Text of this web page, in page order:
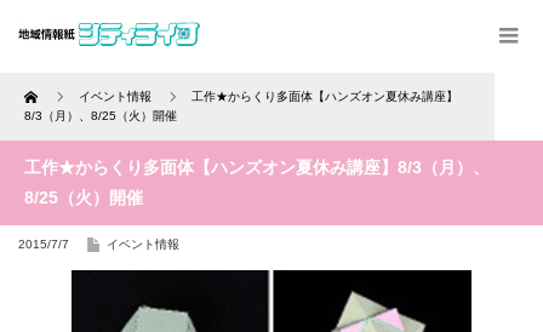
Home イベント情報
工作★からくり多面体【ハンズオン夏休み講座】
8/3（月）、8/25（火）開催
工作★からくり多面体【ハンズオン夏休み講座】8/3（月）、
8/25（火）開催
2015/7/7 イベント情報